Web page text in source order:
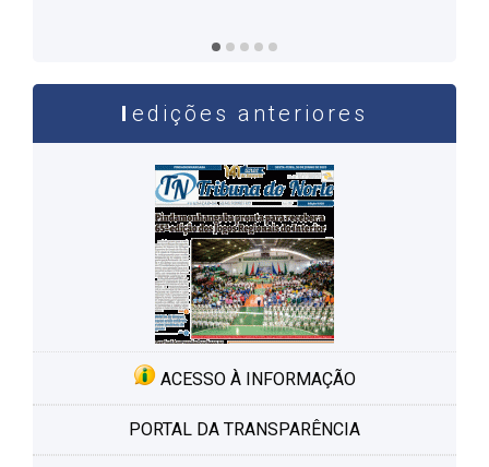
edições anteriores
ACESSO À INFORMAÇÃO
PORTAL DA TRANSPARÊNCIA